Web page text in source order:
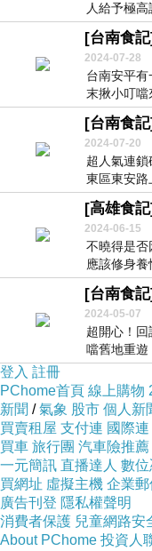
人給予極
是...
2024-07-28
台南安平
末揪小叮噹
想像...
2024-07-20
超人氣連
東區東安路
誤！ ...
2024-06-15
不曉得是否
應該修身
2024-05-07
超開心！
噹舊地重遊
好感...
登入 註冊
PChome首頁 線上購物
新聞 /氣象 股市 個人新
買賣租屋 支付連 國際連
買車 旅行團 汽車險推薦
一元簡訊 直播達人 數位
買網址 虛擬主機 企業郵
廣告刊登 隱私權聲明
消費者保護 兒童網路安
About PChome 投資人